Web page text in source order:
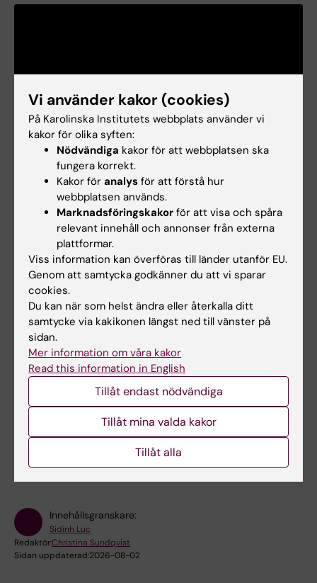
Relaterat
Avdelningen för klinisk immunologi
Sininh Luc, Wallenberg Academy Fellow 2016
Forskningsområden:
Forskningsämnen:
Hematologi
Innehållsgranskare:
Sidinh Luc
Redaktör:Christina Sundqvist
Sidan uppdaterad:2026-08-02
Vi använder kakor (cookies)
På Karolinska Institutets webbplats använder vi
kakor för olika syften:
Nödvändiga kakor för att webbplatsen ska
fungera korrekt.
Kakor för analys för att förstå hur
webbplatsen används.
Marknadsföringskakor för att visa och spåra
relevant innehåll och annonser från externa
plattformar.
Viss information kan överföras till länder utanför EU.
Genom att samtycka godkänner du att vi sparar
cookies.
Du kan när som helst ändra eller återkalla ditt
samtycke via kakikonen längst ned till vänster på
sidan.
Mer information om våra kakor
Read this information in English
Tillåt endast nödvändiga
Tillåt mina valda kakor
Tillåt alla